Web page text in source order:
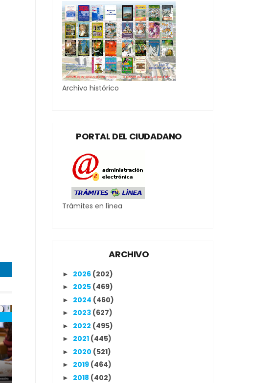
Archivo histórico
PORTAL DEL CIUDADANO
Trámites en línea
ARCHIVO
► 2026 (202)
► 2025 (469)
► 2024 (460)
► 2023 (627)
► 2022 (495)
► 2021 (445)
► 2020 (521)
► 2019 (464)
► 2018 (402)